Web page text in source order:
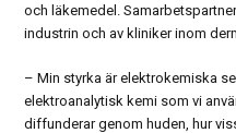
och läkemedel.
industrin och av kliniker inom
– Min styrka är elektrokemiska
elektroanalytisk kemi som vi
diffunderar genom huden, hur